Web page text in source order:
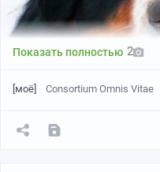
https://
Показать полностью 2
[моё] Consortium Omnis Vitae